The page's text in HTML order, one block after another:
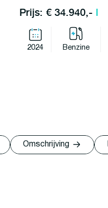
Prijs: € 34.940,- l
2024 Benzine
Omschrijving